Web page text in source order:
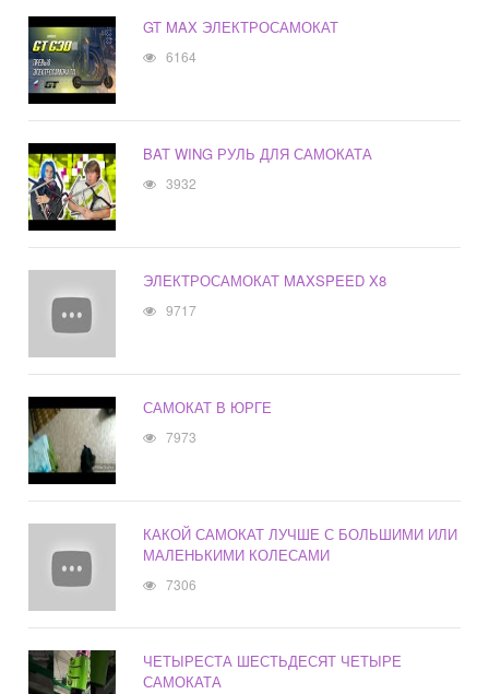
GT MAX ЭЛЕКТРОСАМОКАТ
6164
BAT WING РУЛЬ ДЛЯ САМОКАТА
3932
ЭЛЕКТРОСАМОКАТ MAXSPEED X8
9717
САМОКАТ В ЮРГЕ
7973
КАКОЙ САМОКАТ ЛУЧШЕ С БОЛЬШИМИ ИЛИ
МАЛЕНЬКИМИ КОЛЕСАМИ
7306
ЧЕТЫРЕСТА ШЕСТЬДЕСЯТ ЧЕТЫРЕ
САМОКАТА